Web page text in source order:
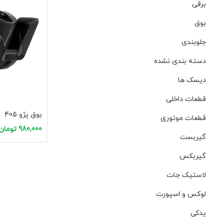
برقی
بوق
جلوبندی
دسته بندی نشده
دیسک ها
قطعات داخلی
قطعات موتوری
گیربست
گیربکس
لاستیک جات
لوکس و اسپورت
یدکی
بوق پژو 405
980,000
افزودن به سبد